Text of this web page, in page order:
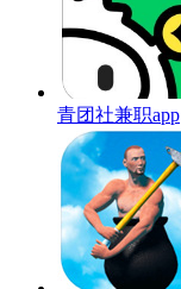
青团社兼职app